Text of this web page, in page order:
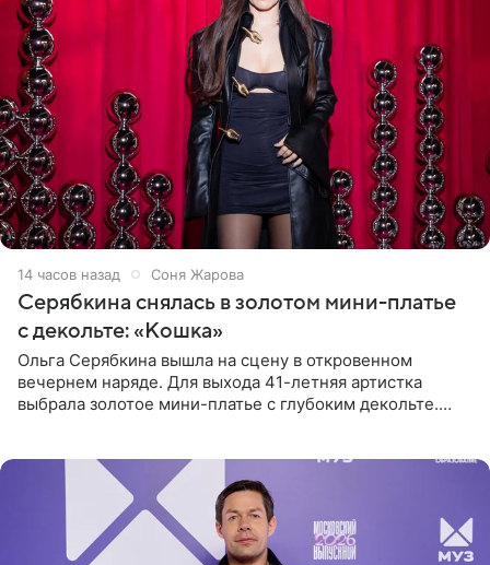
14 часов назад Соня Жарова
Серябкина снялась в золотом мини-платье
с декольте: «Кошка»
Ольга Серябкина вышла на сцену в откровенном
вечернем наряде. Для выхода 41-летняя артистка
выбрала золотое мини-платье с глубоким декольте.